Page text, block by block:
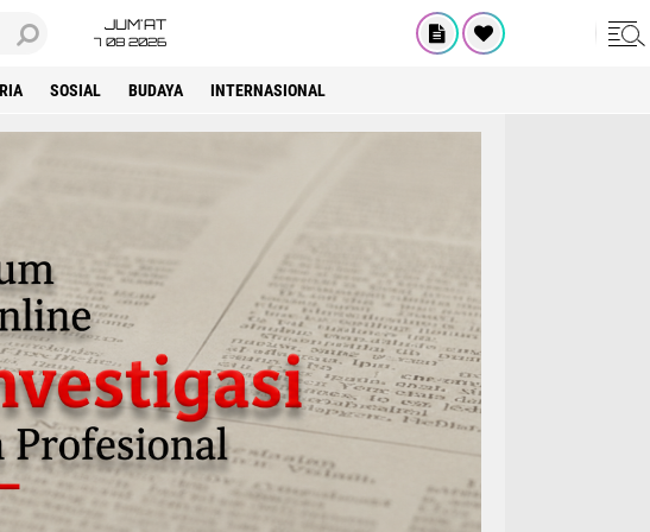
JUM'AT
7 08 2026
SOSIAL BUDAYA INTERNASIONAL